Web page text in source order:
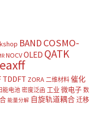
BAND COSMO-
NOCVOLED QATK
TDDFT ZORA 二维材料 催化
能电池 密度泛函 工业 微电子 数
能量分解 自旋轨道耦合迁移